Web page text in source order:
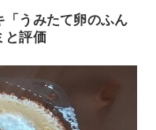
「うみたて卵のふん
と評価